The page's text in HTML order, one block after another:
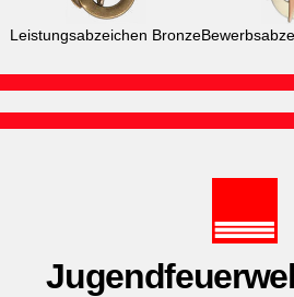
Leistungsabzeichen Bronze